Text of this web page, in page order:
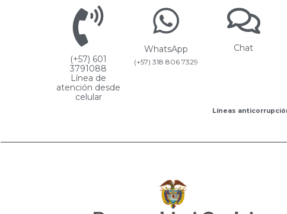
(+57) 601
3791088
Línea de
atención desde
celular
WhatsApp
(+57) 318 806 7329
Chat
Líneas